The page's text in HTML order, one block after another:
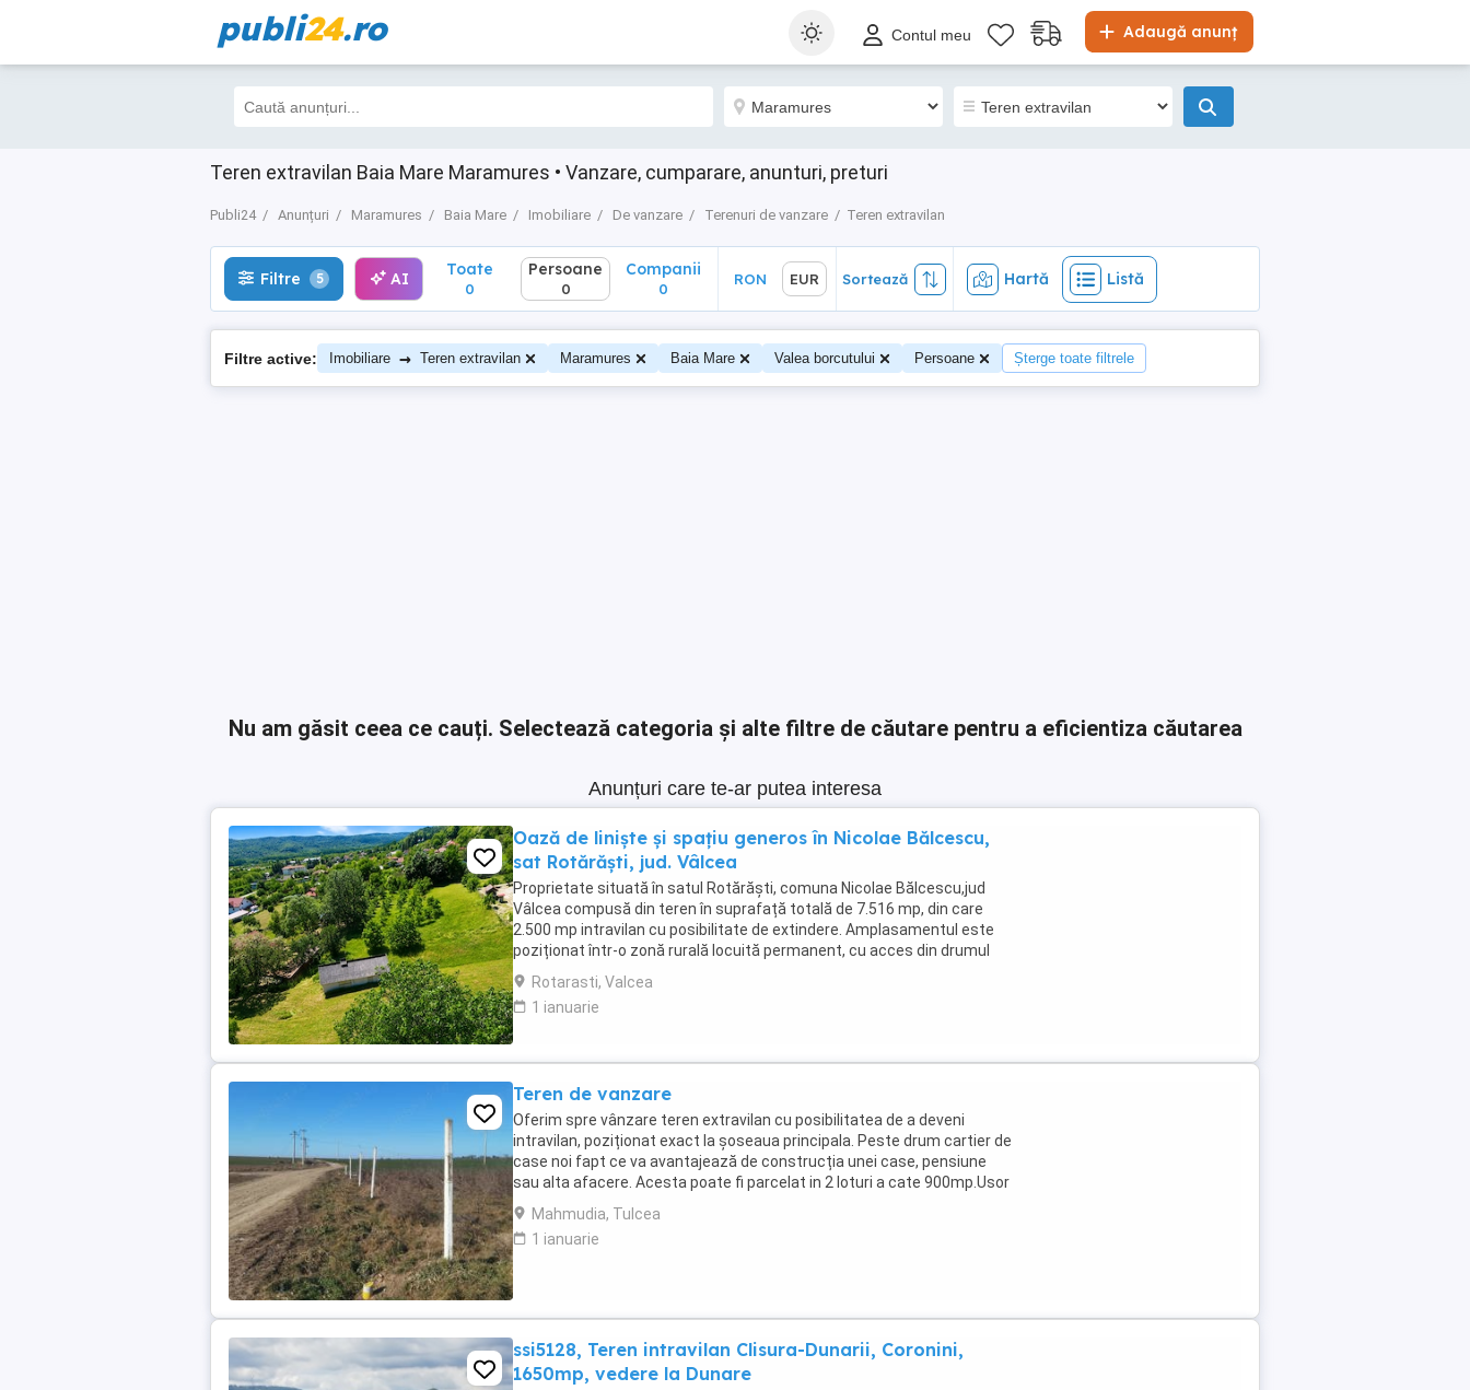
publi24.ro Adaugă anunț
Contul meu
Teren extravilan Baia Mare Maramures • Vanzare, cumparare, anunturi, preturi
Publi24 Anunțuri Maramures Baia Mare Imobiliare De vanzare Terenuri de vanzare Teren extravilan
Filtre 5 AI EUR Sortează Hartă Listă
Filtre 5 AI Toate
0
Persoane
0
Companii
0
RON EUR Sortează Hartă Listă
Filtre active: Imobiliare → Teren extravilan Maramures Baia Mare Valea borcutului Persoane Șterge toate filtrele
Nu am găsit ceea ce cauți. Selectează categoria și alte filtre de căutare pentru a eficientiza căutarea
Anunțuri care te-ar putea interesa
Oază de liniște și spațiu generos în Nicolae Bălcescu,
sat Rotărăști, jud. Vâlcea
Proprietate situată în satul Rotărăști, comuna Nicolae Bălcescu,jud
Vâlcea compusă din teren în suprafață totală de 7.516 mp, din care
2.500 mp intravilan cu posibilitate de extindere. Amplasamentul este
poziționat într-o zonă rurală locuită permanent, cu acces din drumul
local, beneficiind de liniștea ...
Rotarasti, Valcea
1 ianuarie
Teren de vanzare
Oferim spre vânzare teren extravilan cu posibilitatea de a deveni
intravilan, poziționat exact la șoseaua principala. Peste drum cartier de
case noi fapt ce va avantajează de construcția unei case, pensiune
sau alta afacere. Acesta poate fi parcelat in 2 loturi a cate 900mp.Usor
negociabil pentru toata ...
Mahmudia, Tulcea
1 ianuarie
ssi5128, Teren intravilan Clisura-Dunarii, Coronini,
1650mp, vedere la Dunare